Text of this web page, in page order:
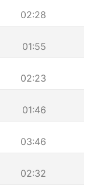
02:28
01:55
02:23
01:46
03:46
02:32